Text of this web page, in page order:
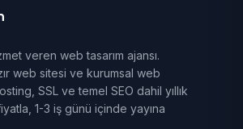
veren web tasarım ajansı.
web sitesi ve kurumsal web
SSL ve temel SEO dahil yıllık
1-3 iş günü içinde yayına